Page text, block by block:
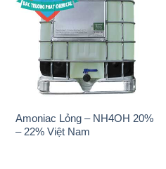
Amoniac Lỏng – NH4OH 20%
– 22% Việt Nam